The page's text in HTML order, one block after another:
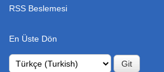
RSS Beslemesi
En Üste Dön